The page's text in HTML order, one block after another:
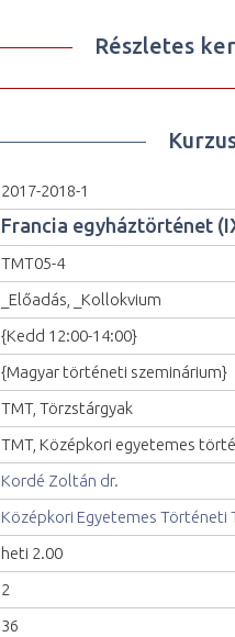
Részletes
2017-2018-1
Francia egyháztörténet
TMT05-4
_Előadás, _Kollokvium
{Kedd 12:00-14:00}
{Magyar történeti szeminárium}
TMT, Törzstárgyak
TMT, Középkori egyetemes
Kordé Zoltán dr.
Középkori Egyetemes Történeti
heti 2.00
2
36